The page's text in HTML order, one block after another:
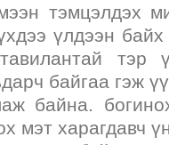
тэмцэлдэх
үлдээн
тэр
байгаа гэж
байна.
мэт харагдавч